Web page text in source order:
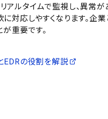
アルタイムで監視し、異常
応しやすくなります。企業
重要です。
EDRの役割を解説